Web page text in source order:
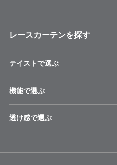
レースカーテンを探す
テイストで選ぶ
機能で選ぶ
透け感で選ぶ